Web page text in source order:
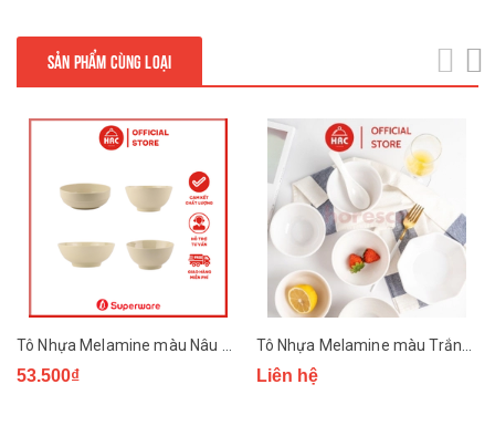
SẢN PHẨM CÙNG LOẠI
53.500₫ Liên hệ